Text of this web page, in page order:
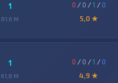
1
81,6 M
0 / 0 /1 /0
5,0 ★
1
61,8 M
0 / 0 /1 /0
4,9 ★